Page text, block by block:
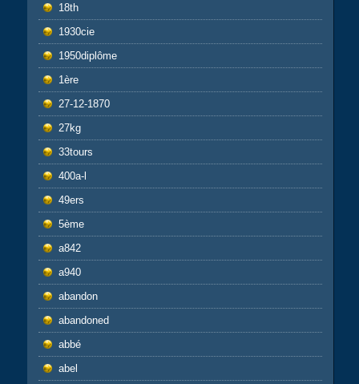
18th
1930cie
1950diplôme
1ère
27-12-1870
27kg
33tours
400a-l
49ers
5ème
a842
a940
abandon
abandoned
abbé
abel